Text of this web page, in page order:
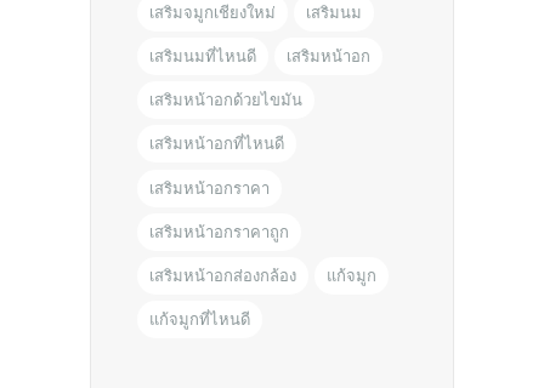
เสริมจมูกเชียงใหม่ เสริมนม
เสริมนมที่ไหนดี เสริมหน้าอก
เสริมหน้าอกด้วยไขมัน
เสริมหน้าอกที่ไหนดี
เสริมหน้าอกราคา
เสริมหน้าอกราคาถูก
เสริมหน้าอกส่องกล้อง แก้จมูก
แก้จมูกที่ไหนดี